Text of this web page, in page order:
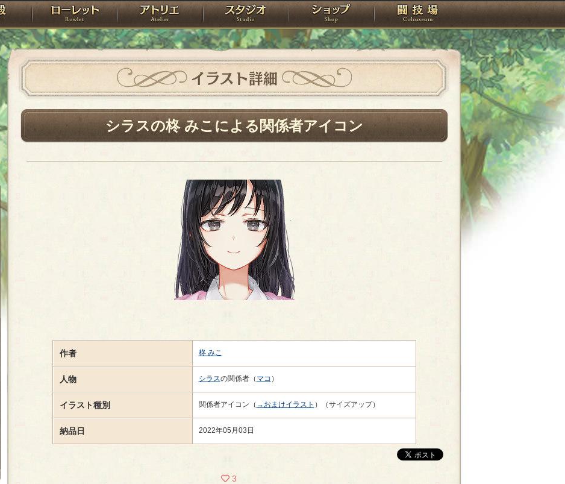
PandoraPartyProject
神殿 ローレット アトリエ スタジオ ショップ 闘技場
イラスト詳細
シラスの柊 みこによる関係者アイコン
作者 柊 みこ
人物 シラスの関係者（ マコ ）
イラスト種別 関係者アイコン（ →おまけイラスト ）（サイズアップ）
納品日 2022年05月03日
3